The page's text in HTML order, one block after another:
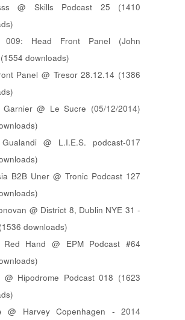
@ Skills Podcast 25 (1410
009: Head Front Panel (John
downloads)
Panel @ Tresor 28.12.14 (1386
Garnier @ Le Sucre (05/12/2014)
@ L.I.E.S. podcast-017
B2B Uner @ Tronic Podcast 127
@ District 8, Dublin NYE 31 -
downloads)
Red Hand @ EPM Podcast #64
@ Hipodrome Podcast 018 (1623
@ Harvey Copenhagen - 2014